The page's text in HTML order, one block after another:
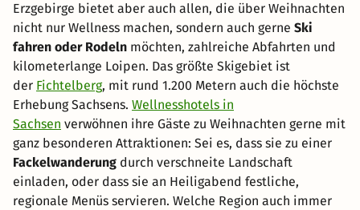
Erzgebirge bietet aber auch allen, die über Weihnachten
nicht nur Wellness machen, sondern auch gerne Ski
fahren oder Rodeln möchten, zahlreiche Abfahrten und
kilometerlange Loipen. Das größte Skigebiet ist
der Fichtelberg, mit rund 1.200 Metern auch die höchste
Erhebung Sachsens. Wellnesshotels in
Sachsen verwöhnen ihre Gäste zu Weihnachten gerne mit
ganz besonderen Attraktionen: Sei es, dass sie zu einer
Fackelwanderung durch verschneite Landschaft
einladen, oder dass sie an Heiligabend festliche,
regionale Menüs servieren. Welche Region auch immer